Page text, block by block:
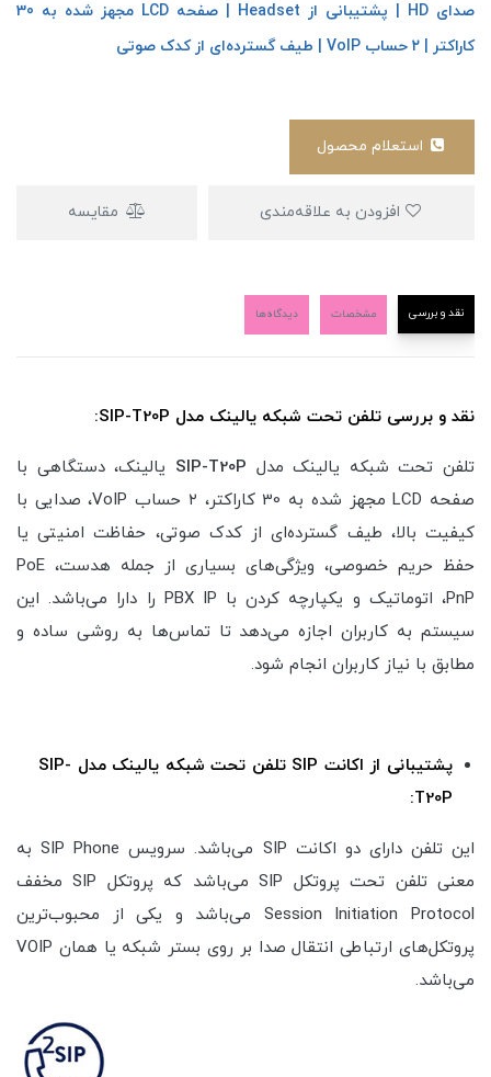
صدای HD | پشتیبانی از Headset | صفحه LCD مجهز شده به 30
کاراکتر | ۲ حساب VoIP | طیف گسترده‌ای از کدک صوتی
مقایسه
نقد و بررسی مشخصات دیدگاه‌ها
نقد و بررسی تلفن تحت شبکه یالینک مدل SIP-T20P:
تلفن تحت شبکه یالینک مدل SIP-T20P یالینک، دستگاهی با
صفحه LCD مجهز شده به 30 کاراکتر، ۲ حساب VoIP، صدایی با
کیفیت بالا، طیف گسترده‌ای از کدک صوتی، حفاظت امنیتی یا
حفظ حریم خصوصی، ویژگی‌های بسیاری از جمله هدست، PoE
،PnP اتوماتیک و یکپارچه کردن با PBX IP را دارا می‌باشد. این
سیستم به کاربران اجازه می‌دهد تا تماس‌ها به روشی ساده و
مطابق با نیاز کاربران انجام شود.
پشتیبانی از اکانت SIP تلفن تحت شبکه یالینک مدل SIP-
T20P:
این تلفن دارای دو اکانت SIP می‌باشد. سرویس SIP Phone به
معنی تلفن تحت پروتکل SIP می‌باشد که پروتکل SIP مخفف
Session Initiation Protocol می‌باشد و یکی از محبوب‌ترین
پروتکل‌های ارتباطی انتقال صدا بر روی بستر شبکه یا همان VOIP
می‌باشد.